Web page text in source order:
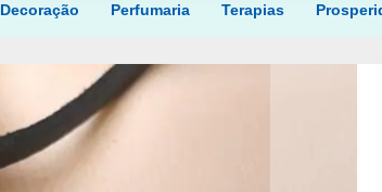
Decoração Perfumaria Terapias